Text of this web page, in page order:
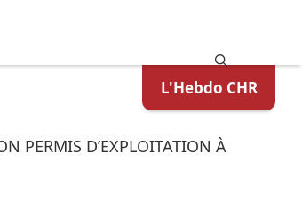
L'Hebdo CHR
PERMIS D’EXPLOITATION À